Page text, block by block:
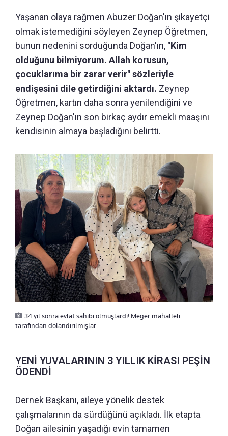
Yaşanan olaya rağmen Abuzer Doğan'ın şikayetçi
olmak istemediğini söyleyen Zeynep Öğretmen,
bunun nedenini sorduğunda Doğan'ın, "Kim
olduğunu bilmiyorum. Allah korusun,
çocuklarıma bir zarar verir" sözleriyle
endişesini dile getirdiğini aktardı. Zeynep
Öğretmen, kartın daha sonra yenilendiğini ve
Zeynep Doğan'ın son birkaç aydır emekli maaşını
kendisinin almaya başladığını belirtti.
34 yıl sonra evlat sahibi olmuşlardı! Meğer mahalleli
tarafından dolandırılmışlar
YENİ YUVALARININ 3 YILLIK KİRASI PEŞİN
ÖDENDİ
Dernek Başkanı, aileye yönelik destek
çalışmalarının da sürdüğünü açıkladı. İlk etapta
Doğan ailesinin yaşadığı evin tamamen